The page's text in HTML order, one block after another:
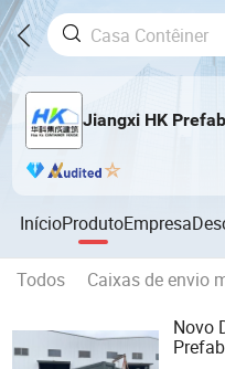
Jiangxi HK
InícioProdutoEmpresa
Todos Caixas de envio
Novo